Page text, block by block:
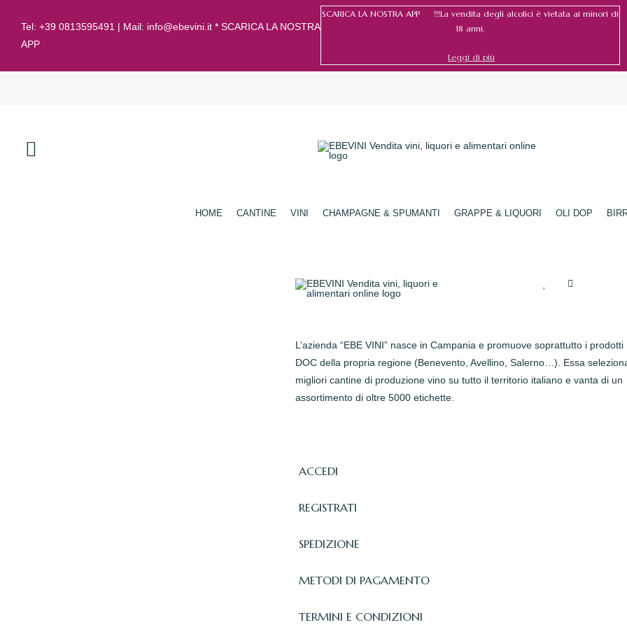
Tel: +39 0813595491 | Mail: info@ebevini.it * SCARICA LA NOSTRA
APP
SCARICA LA NOSTRA APP !!!La vendita degli alcolici è vietata ai minori di
18 anni.
Leggi di più
HOME CANTINE VINI CHAMPAGNE & SPUMANTI GRAPPE & LIQUORI OLI DOP
L’azienda “EBE VINI” nasce in Campania e promuove soprattutto i prodotti
DOC della propria regione (Benevento, Avellino, Salerno…). Essa
migliori cantine di produzione vino su tutto il territorio italiano e vanta di un
assortimento di oltre 5000 etichette.
ACCEDI
REGISTRATI
SPEDIZIONE
METODI DI PAGAMENTO
TERMINI E CONDIZIONI